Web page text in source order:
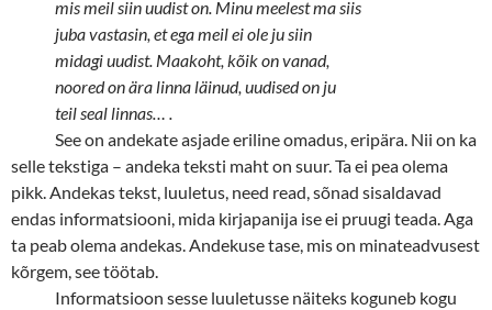
mis meil siin uudist on. Minu meelest ma siis
juba vastasin, et ega meil ei ole ju siin
midagi uudist. Maakoht, kõik on vanad,
noored on ära linna läinud, uudised on ju
teil seal linnas… .
See on andekate asjade eriline omadus, eripära. Nii on ka
selle tekstiga – andeka teksti maht on suur. Ta ei pea olema
pikk. Andekas tekst, luuletus, need read, sõnad sisaldavad
endas informatsiooni, mida kirjapanija ise ei pruugi teada. Aga
ta peab olema andekas. Andekuse tase, mis on minateadvusest
kõrgem, see töötab.
Informatsioon sesse luuletusse näiteks koguneb kogu